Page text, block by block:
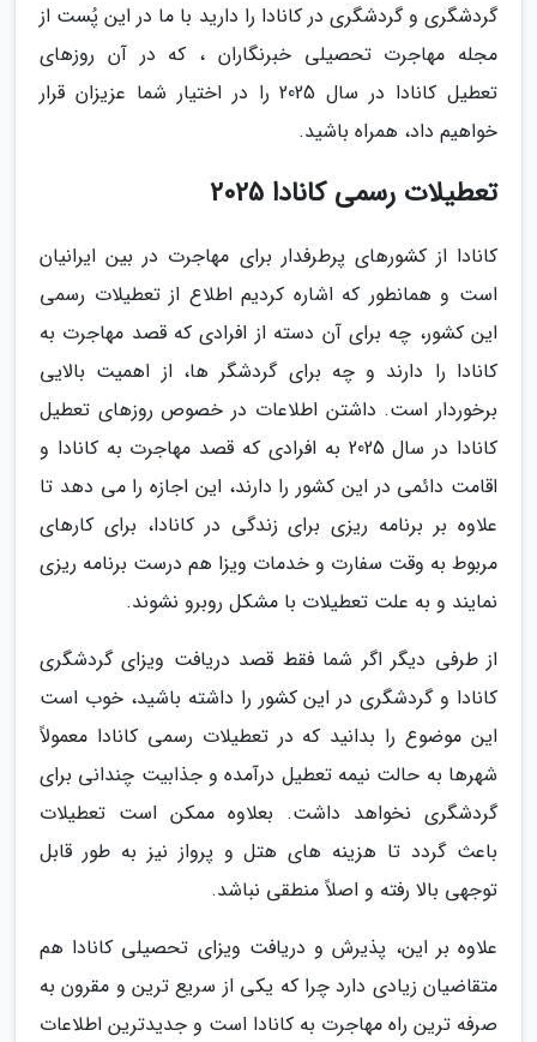
گردشگری و گردشگری در کانادا را دارید با ما در این پُست از
مجله مهاجرت تحصیلی خبرنگاران ، که در آن روزهای
تعطیل کانادا در سال 2025 را در اختیار شما عزیزان قرار
خواهیم داد، همراه باشید.
تعطیلات رسمی کانادا 2025
کانادا از کشورهای پرطرفدار برای مهاجرت در بین ایرانیان
است و همانطور که اشاره کردیم اطلاع از تعطیلات رسمی
این کشور، چه برای آن دسته از افرادی که قصد مهاجرت به
کانادا را دارند و چه برای گردشگر ها، از اهمیت بالایی
برخوردار است. داشتن اطلاعات در خصوص روزهای تعطیل
کانادا در سال 2025 به افرادی که قصد مهاجرت به کانادا و
اقامت دائمی در این کشور را دارند، این اجازه را می دهد تا
علاوه بر برنامه ریزی برای زندگی در کانادا، برای کارهای
مربوط به وقت سفارت و خدمات ویزا هم درست برنامه ریزی
نمایند و به علت تعطیلات با مشکل روبرو نشوند.
از طرفی دیگر اگر شما فقط قصد دریافت ویزای گردشگری
کانادا و گردشگری در این کشور را داشته باشید، خوب است
این موضوع را بدانید که در تعطیلات رسمی کانادا معمولاً
شهرها به حالت نیمه تعطیل درآمده و جذابیت چندانی برای
گردشگری نخواهد داشت. بعلاوه ممکن است تعطیلات
باعث گردد تا هزینه های هتل و پرواز نیز به طور قابل
توجهی بالا رفته و اصلاً منطقی نباشد.
علاوه بر این، پذیرش و دریافت ویزای تحصیلی کانادا هم
متقاضیان زیادی دارد چرا که یکی از سریع ترین و مقرون به
صرفه ترین راه مهاجرت به کانادا است و جدیدترین اطلاعات